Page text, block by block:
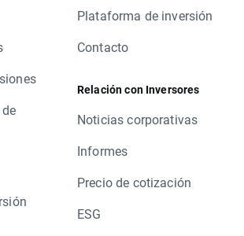
Plataforma de inversión
Contacto
Relación con Inversores
Noticias corporativas
Informes
Precio de cotización
ESG